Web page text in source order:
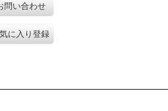
問い合わせ
に入り登録